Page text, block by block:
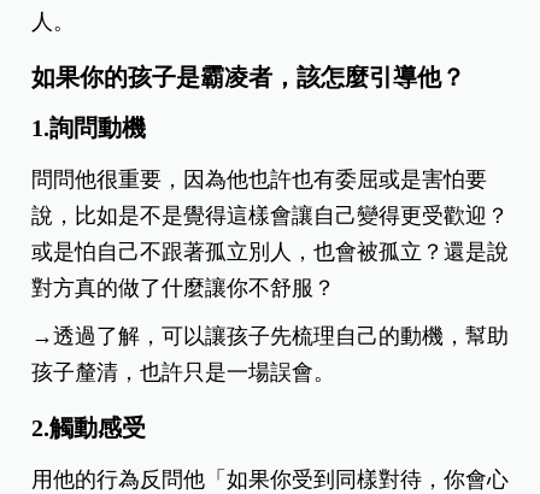
人。
如果你的孩子是霸凌者，該怎麼引導他？
1.詢問動機
問問他很重要，因為他也許也有委屈或是害怕要
說，比如是不是覺得這樣會讓自己變得更受歡迎？
或是怕自己不跟著孤立別人，也會被孤立？還是說
對方真的做了什麼讓你不舒服？
→透過了解，可以讓孩子先梳理自己的動機，幫助
孩子釐清，也許只是一場誤會。
2.觸動感受
用他的行為反問他「如果你受到同樣對待，你會心